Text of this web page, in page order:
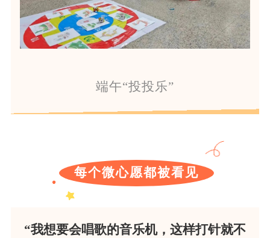
端午“投投乐”
每个微心愿都被看见
“我想要会唱歌的音乐机，这样打针就不